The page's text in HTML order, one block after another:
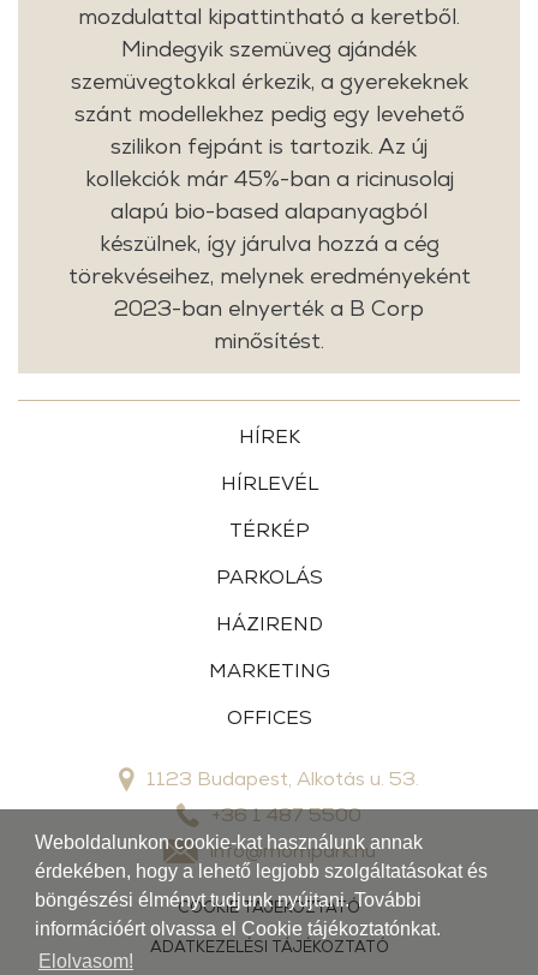
mozdulattal kipattintható a keretből.
Mindegyik szemüveg ajándék
szemüvegtokkal érkezik, a gyerekeknek
szánt modellekhez pedig egy levehető
szilikon fejpánt is tartozik. Az új
kollekciók már 45%-ban a ricinusolaj
alapú bio-based alapanyagból
készülnek, így járulva hozzá a cég
törekvéseihez, melynek eredményeként
2023-ban elnyerték a B Corp
minősítést.
HÍREK
HÍRLEVÉL
TÉRKÉP
PARKOLÁS
HÁZIREND
MARKETING
OFFICES
1123 Budapest, Alkotás u. 53.
+36 1 487 5500
info@mompark.hu
COOKIE TÁJÉKOZTATÓ
ADATKEZELÉSI TÁJÉKOZTATÓ
Weboldalunkon cookie-kat használunk annak
érdekében, hogy a lehető legjobb szolgáltatásokat és
böngészési élményt tudjunk nyújtani. További
információért olvassa el Cookie tájékoztatónkat.
Elolvasom!